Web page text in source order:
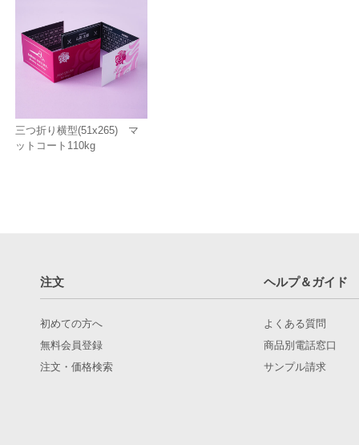
三つ折り横型(51x265) マ
ットコート110kg
注文 ヘルプ＆ガイド
初めての方へ
無料会員登録
注文・価格検索
よくある質問
商品別電話窓口
サンプル請求